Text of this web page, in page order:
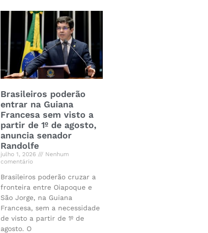
Brasileiros poderão
entrar na Guiana
Francesa sem visto a
partir de 1º de agosto,
anuncia senador
Randolfe
julho 1, 2026
Nenhum
comentário
Brasileiros poderão cruzar a
fronteira entre Oiapoque e
São Jorge, na Guiana
Francesa, sem a necessidade
de visto a partir de 1º de
agosto. O